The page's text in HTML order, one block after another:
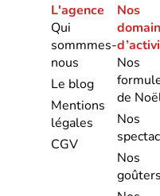
L'agence
Qui
sommmes-
nous
Le blog
Mentions
légales
CGV
Nos
Nos
de
Nos
Nos
goûters